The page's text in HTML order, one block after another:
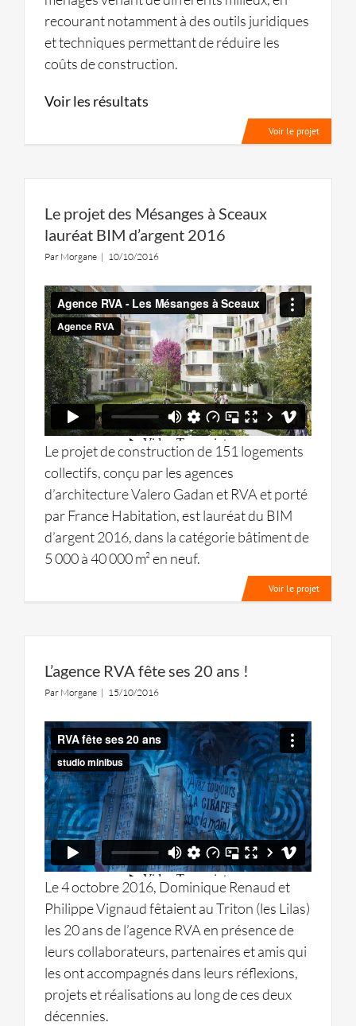
recourant notamment à des outils juridiques
et techniques permettant de réduire les
coûts de construction.
Voir les résultats
Voir le projet
Le projet des Mésanges à Sceaux
lauréat BIM d’argent 2016
Par Morgane | 10/10/2016
Le projet de construction de 151 logements
collectifs, conçu par les agences
d’architecture Valero Gadan et RVA et porté
par France Habitation, est lauréat du BIM
d’argent 2016, dans la catégorie bâtiment de
5 000 à 40 000 m² en neuf.
Voir le projet
L’agence RVA fête ses 20 ans !
Par Morgane | 15/10/2016
Le 4 octobre 2016, Dominique Renaud et
Philippe Vignaud fêtaient au Triton (les Lilas)
les 20 ans de l’agence RVA en présence de
leurs collaborateurs, partenaires et amis qui
les ont accompagnés dans leurs réflexions,
projets et réalisations au long de ces deux
décennies.